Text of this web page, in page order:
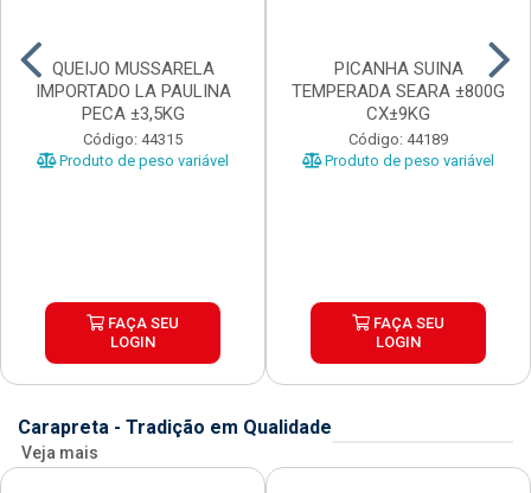
QUEIJO MUSSARELA
IMPORTADO LA PAULINA
PECA ±3,5KG
Código: 44315
Produto de peso variável
FAÇA SEU
LOGIN
PICANHA SUINA
TEMPERADA SEARA ±800G
CX±9KG
Código: 44189
Produto de peso variável
FAÇA SEU
LOGIN
Carapreta - Tradição em Qualidade
Veja mais